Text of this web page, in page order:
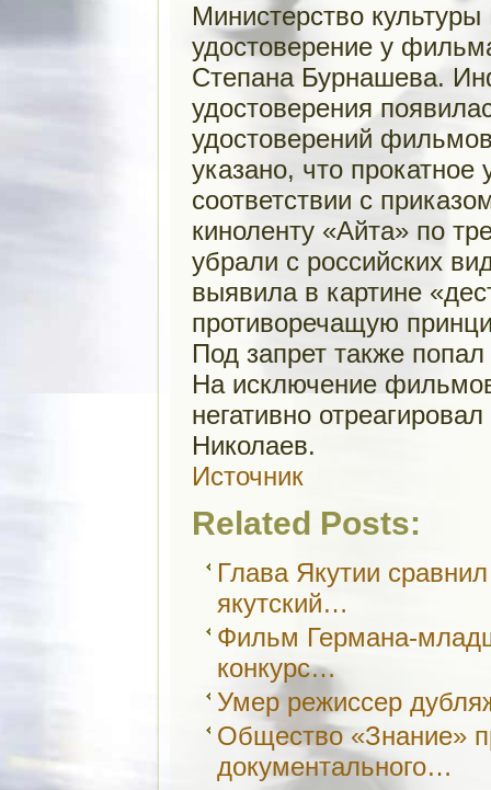
Министерство
удостоверение у
Степана Бурнашева.
удостоверения
удостоверений
указано, что прокатное
соответствии с
киноленту «Айта» по
убрали с российских
выявила в картине
противоречащую
Под запрет также
На исключение
негативно
Николаев.
Источник
Related Posts:
Глава Якутии
якутский…
Фильм Германа-
конкурс…
Умер режиссер
Общество «Знание»
документального…